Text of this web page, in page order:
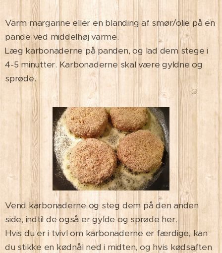
Varm margarine eller en blanding af smør/olie på en
pande ved middelhøj varme.
Læg karbonaderne på panden, og lad dem stege i
4-5 minutter. Karbonaderne skal være gyldne og
sprøde.
Vend karbonaderne og steg dem på den anden
side, indtil de også er gylde og sprøde her.
Hvis du er i tvivl om karbonaderne er færdige, kan
du stikke en kødnål ned i midten, og hvis kødsaften